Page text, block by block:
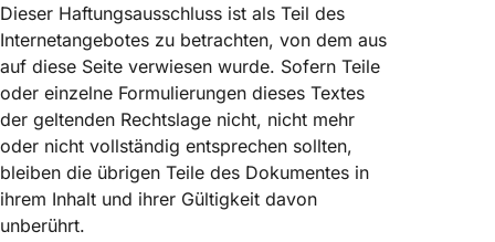
Dieser Haftungsausschluss ist als Teil des
Internetangebotes zu betrachten, von dem aus
auf diese Seite verwiesen wurde. Sofern Teile
oder einzelne Formulierungen dieses Textes
der geltenden Rechtslage nicht, nicht mehr
oder nicht vollständig entsprechen sollten,
bleiben die übrigen Teile des Dokumentes in
ihrem Inhalt und ihrer Gültigkeit davon
unberührt.